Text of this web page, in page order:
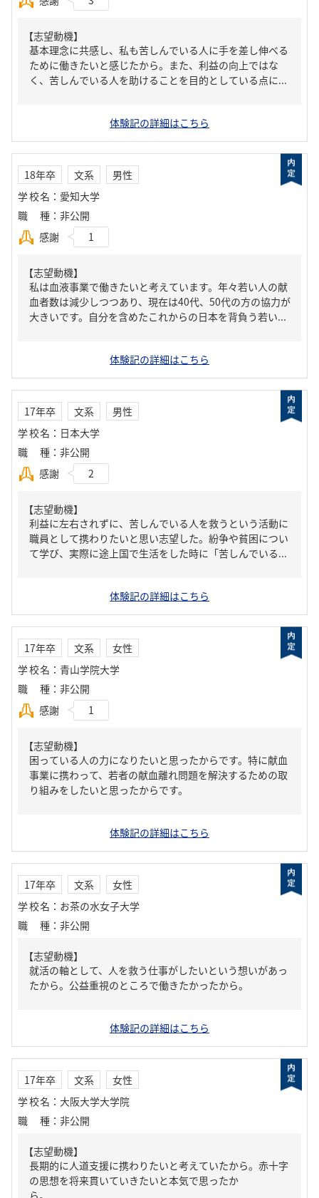
【志望動機】
基本理念に共感し、私も苦しんでいる人に手を差し伸べる
ために働きたいと感じたから。また、利益の向上ではな
く、苦しんでいる人を助けることを目的としている点に...
体験記の詳細はこちら
18年卒 文系
男性
学校名 ： 愛知大学
職種 ： 非公開
感謝
1
【志望動機】
私は血液事業で働きたいと考えています。年々若い人の献
血者数は減少しつつあり、現在は40代、50代の方の協力が
大きいです。自分を含めたこれからの日本を背負う若い...
体験記の詳細はこちら
17年卒 文系
男性
学校名 ： 日本大学
職種 ： 非公開
感謝
2
【志望動機】
利益に左右されずに、苦しんでいる人を救うという活動に
職員として携わりたいと思い志望した。紛争や貧困につい
て学び、実際に途上国で生活をした時に「苦しんでいる...
体験記の詳細はこちら
17年卒 文系
女性
学校名 ： 青山学院大学
職種 ： 非公開
感謝
1
【志望動機】
困っている人の力になりたいと思ったからです。特に献血
事業に携わって、若者の献血離れ問題を解決するための取
り組みをしたいと思ったからです。
体験記の詳細はこちら
17年卒 文系
女性
学校名 ： お茶の水女子大学
職種 ： 非公開
【志望動機】
就活の軸として、人を救う仕事がしたいという想いがあっ
たから。公益重視のところで働きたかったから。
体験記の詳細はこちら
17年卒 文系
女性
学校名 ： 大阪大学大学院
職種 ： 非公開
【志望動機】
長期的に人道支援に携わりたいと考えていたから。赤十字
の思想を将来貫いていきたいと本気で思ったか
ら。